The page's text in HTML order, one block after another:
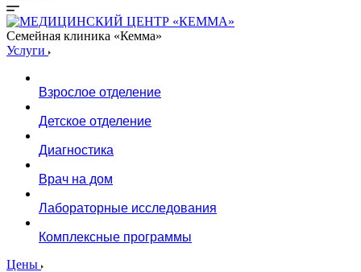
Семейная клиника «Кемма»
Услуги
Взрослое отделение
Детское отделение
Диагностика
Врач на дом
Лабораторные исследования
Комплексные программы
Цены